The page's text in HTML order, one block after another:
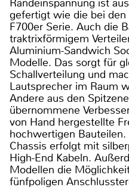
Randeinspannung ist
gefertigt wie die bei den
F700er Serie. Auch die
traktrixförmigem
Aluminium-Sandwich
Modelle. Das sorgt für
Schallverteilung und
Lautsprecher im Raum
Andere aus den
übernommene
von Hand hergestellte
hochwertigen
Chassis erfolgt mit
High-End Kabeln.
Modellen die
fünfpoligen